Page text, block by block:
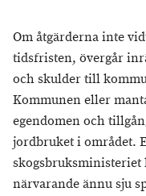
Om åtgärderna inte
tidsfristen, övergår
och skulder till
Kommunen eller
egendomen och
jordbruket i området.
närvarande ännu sju